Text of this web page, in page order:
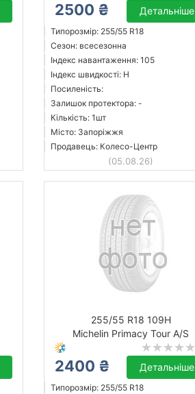
2500 ₴ Детальніше
Типорозмір: 255/55 R18
Сезон: всесезонна
Індекс навантаження: 105
Індекс швидкості: H
Посиленість:
Залишок протектора: -
Кількість: 1шт
Місто: Запоріжжя
Продавець: Колесо-Центр
(05.08.26)
255/55 R18 109H
Michelin Primacy Tour A/S
2400 ₴ Детальніше
Типорозмір: 255/55 R18